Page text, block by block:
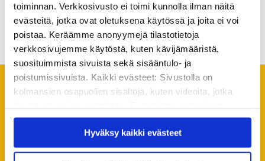
toiminnan. Verkkosivusto ei toimi kunnolla ilman näitä
evästeitä, jotka ovat oletuksena käytössä ja joita ei voi
poistaa. Keräämme anonyymejä tilastotietoja
verkkosivujemme käytöstä, kuten kävijämääristä,
suosituimmista sivuista sekä sisääntulo- ja
poistumissivuista. Kaikki evästeet: Sivustolla on
kolmansien osapuolien sisältöjä, kuten videoita, jotka
saattaa estää näiden sisältöjen näkymisen.
Hyväksymällä kaikki evästeet varmistat, että kaikki
sisältö on käytettävissäsi.
Hyväksy kaikki evästeet
Jaa artikkeli
Suosittelemme lukemaan
seuraavaksi
Kaikki ajankohtaiset